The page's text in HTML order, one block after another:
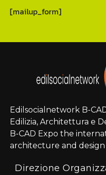
[mailup_form]
Edilsocialnetwork B-
Edilizia, Architettura e
B-CAD Expo the
architecture and design
Direzione